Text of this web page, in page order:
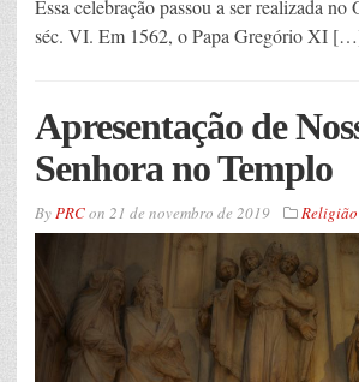
Essa celebração passou a ser realizada no
séc. VI. Em 1562, o Papa Gregório XI
Apresentação de
Senhora no Templo
ByPRCon 21 de novembro de 2019 Religião